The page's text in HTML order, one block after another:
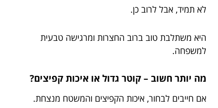
לא תמיד, אבל לרוב כן.
היא משתלבת טוב ברוב החצרות ומרגישה טבעית
למשפחה.
מה יותר חשוב – קוטר גדול או איכות קפיצים?
אם חייבים לבחור, איכות הקפיצים והמשטח מנצחת.